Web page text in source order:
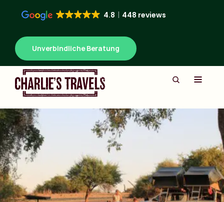
4.8 448 reviews
Unverbindliche Beratung